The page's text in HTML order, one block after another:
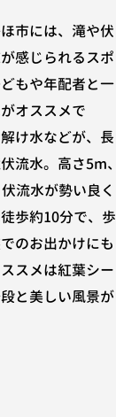
市には、滝や伏
感じられるスポ
もや年配者と一
オススメで
け水などが、長
流水。高さ5m、
流水が勢い良く
歩約10分で、歩
のお出かけにも
スメは紅葉シー
と美しい風景が